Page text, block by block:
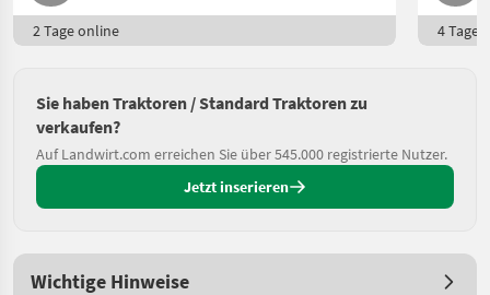
2 Tage online 4 Tage
Sie haben Traktoren / Standard Traktoren zu
verkaufen?
Auf Landwirt.com erreichen Sie über 545.000 registrierte Nutzer.
Jetzt inserieren
Wichtige Hinweise